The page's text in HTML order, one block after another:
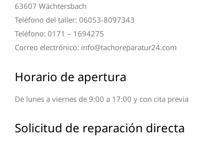
63607 Wächtersbach
Teléfono del taller: 06053-8097343
Teléfono: 0171 – 1694275
Correo electrónico: info@tachoreparatur24.com
Horario de apertura
De lunes a viernes de 9:00 a 17:00 y con cita previa
Solicitud de reparación directa